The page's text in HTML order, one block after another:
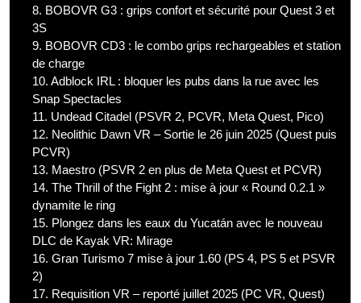
8. BOBOVR G3 : grips confort et sécurité pour Quest 3 et
3S
9. BOBOVR CD3 : le combo grips rechargeables et station
de charge
10. Adblock IRL : bloquer les pubs dans la rue avec les
Snap Spectacles
11. Undead Citadel (PSVR 2, PCVR, Meta Quest, Pico)
12. Neolithic Dawn VR – Sortie le 26 juin 2025 (Quest puis
PCVR)
13. Maestro (PSVR 2 en plus de Meta Quest et PCVR)
14. The Thrill of the Fight 2 : mise à jour « Round 0.2.1 »
dynamite le ring
15. Plongez dans les eaux du Yucatán avec le nouveau
DLC de Kayak VR: Mirage
16. Gran Turismo 7 mise à jour 1.60 (PS 4, PS 5 et PSVR
2)
17. Requisition VR – reporté juillet 2025 (PC VR, Quest)